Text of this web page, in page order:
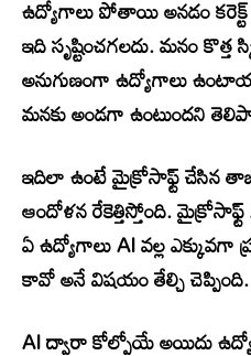
ఉద్యోగాలు పోతాయి అనడం
ఇది సృష్టించగలదు. మనం కొత్త
అనుగుణంగా ఉద్యోగాలు
మనకు అండగా ఉంటుందని
ఇదిలా ఉంటే మైక్రోసాఫ్ట్ చేసిన
ఆందోళన రేకెత్తిస్తోంది.
ఏ ఉద్యోగాలు AI వల్ల
కావో అనే విషయం తేల్చి చెప్పింది.
AI ద్వారా కోల్పోయే అయిదు